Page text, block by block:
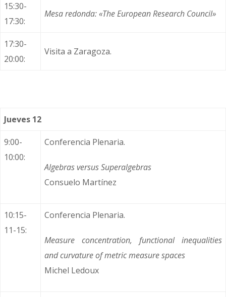
15:30-
17:30:
Mesa redonda:«The European Research Council»
17:30-
20:00:
Visita a Zaragoza.
Jueves 12
9:00-
10:00:
Conferencia Plenaria.
Algebras versus Superalgebras
Consuelo Martínez
10:15-
11-15:
Conferencia Plenaria.
Measure concentration, functional inequalities
and curvature of metric measure spaces
Michel Ledoux